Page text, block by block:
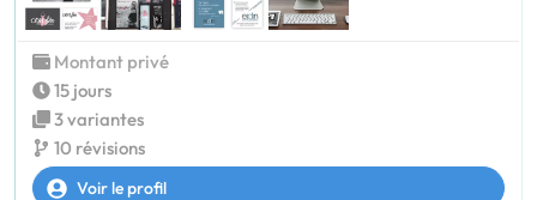
Montant privé
15 jours
3 variantes
10 révisions
Voir le profil